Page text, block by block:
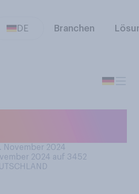
DE Branchen
November 2024
2024 auf 3452